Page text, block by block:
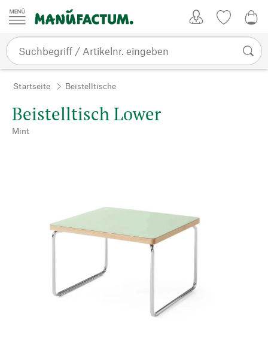
Zum Inhalt springen
Startseite Beistelltische
Beistelltisch Lower
Mint